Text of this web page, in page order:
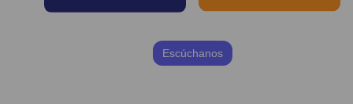
Escúchanos